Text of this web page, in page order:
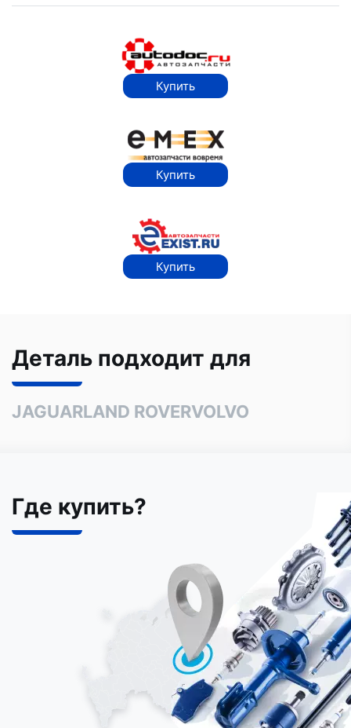
Купить
Купить
Купить
Деталь подходит для
JAGUARLAND ROVERVOLVO
Где купить?